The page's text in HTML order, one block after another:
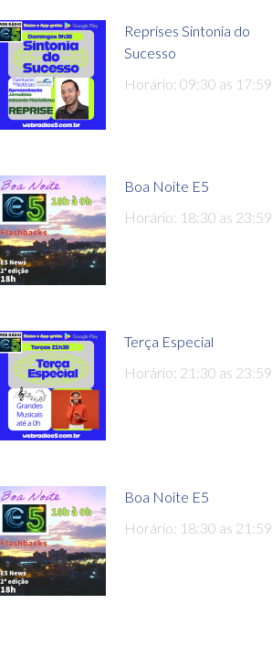
Reprises Sintonia do
Sucesso
Horário: 09:30 as 17:59
Boa Noite E5
Horário: 18:30 as 23:59
Terça Especial
Horário: 21:30 as 23:59
Boa Noite E5
Horário: 18:30 as 21:59